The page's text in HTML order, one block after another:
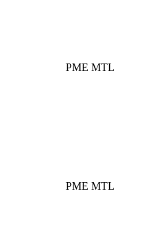
PME MTL
PME MTL